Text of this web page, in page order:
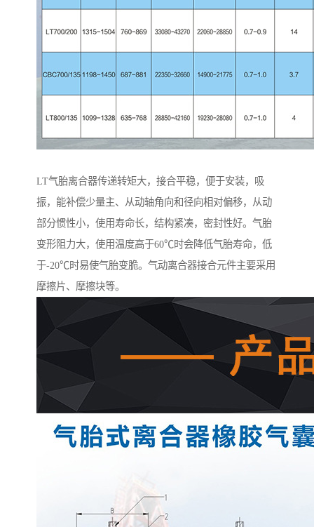
LT气胎离合器传递转矩大，接合平稳，便于安装，吸
振，能补偿少量主、从动轴角向和径向相对偏移，从动
部分惯性小，使用寿命长，结构紧凑，密封性好。气胎
变形阻力大，使用温度高于60℃时会降低气胎寿命，低
于-20℃时易使气胎变脆。气动离合器接合元件主要采用
摩擦片、摩擦块等。